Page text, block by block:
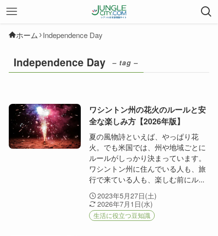
ホーム Independence Day
Independence Day – tag –
ワシントン州の花火のルールと安
全な楽しみ方【2026年版】
夏の風物詩といえば、やっぱり花
火。でも米国では、州や地域ごとに
ルールがしっかり決まっています。
ワシントン州に住んでいる人も、旅
行で来ている人も、楽しむ前にル...
2023年5月27日(土)
2026年7月1日(水)
生活に役立つ豆知識